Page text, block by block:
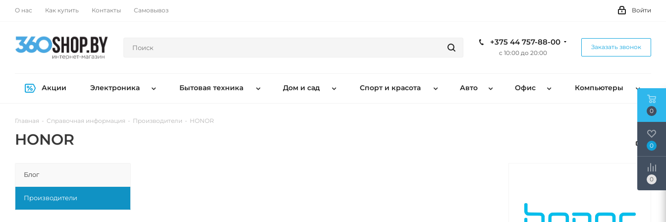
О нас Как купить Контакты Самовывоз Войти
+375 44 757-88-00
с 10:00 до 20:00
Заказать звонок
Акции Электроника Бытовая техника Дом и сад Спорт и красота Авто Офис Компьютеры
Главная - Справочная информация - Производители - HONOR
HONOR
Блог
Производители
0
0
0